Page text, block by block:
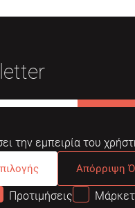
την εμπειρία του
Απόρριψη
Προτιμήσεις